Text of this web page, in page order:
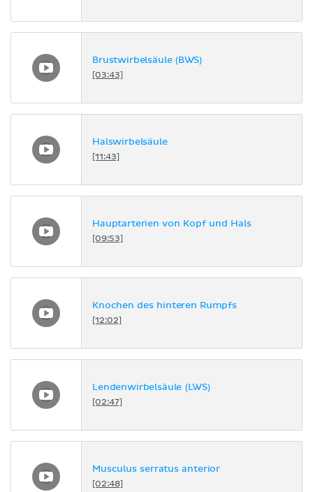
Brustwirbelsäule (BWS)
[03:43]
Halswirbelsäule
[11:43]
Hauptarterien von Kopf und Hals
[09:53]
Knochen des hinteren Rumpfs
[12:02]
Lendenwirbelsäule (LWS)
[02:47]
Musculus serratus anterior
[02:48]